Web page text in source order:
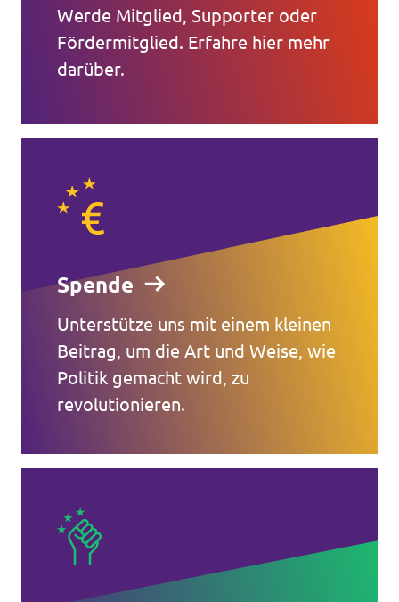
Werde Mitglied, Supporter oder
Fördermitglied. Erfahre hier mehr
darüber.
Spende
Unterstütze uns mit einem kleinen
Beitrag, um die Art und Weise, wie
Politik gemacht wird, zu
revolutionieren.